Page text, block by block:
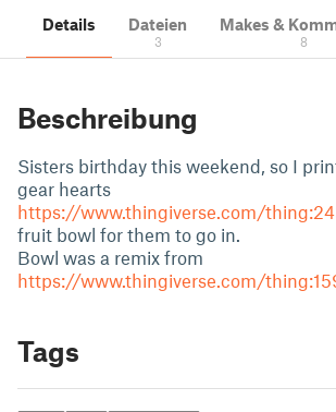
Details Dateien
3
Makes &
8
Beschreibung
Sisters birthday this weekend, so I
gear hearts
https://www.thingiverse.com/
fruit bowl for them to go in.
Bowl was a remix from
https://www.thingiverse.com/
Tags